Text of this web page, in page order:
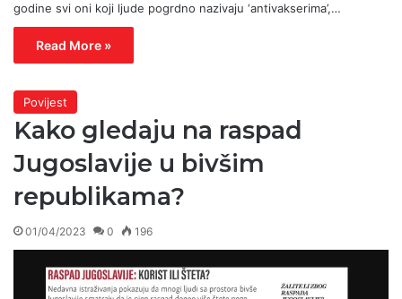
godine svi oni koji ljude pogrdno nazivaju ‘antivakserima’,…
Read More »
Povijest
Kako gledaju na raspad
Jugoslavije u bivšim
republikama?
01/04/2023 0 196